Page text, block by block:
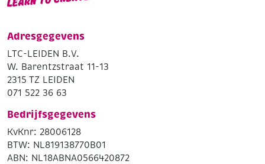
Adresgegevens
LTC-LEIDEN B.V.
W. Barentzstraat 11-13
2315 TZ LEIDEN
071 522 36 63
Bedrijfsgegevens
KvKnr: 28006128
BTW: NL819138770B01
ABN: NL18ABNA0566420872